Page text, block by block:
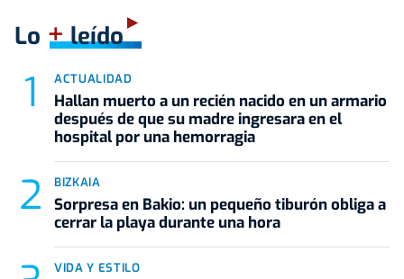
Lo +leído
ACTUALIDAD
Hallan muerto a un recién nacido en un armario
después de que su madre ingresara en el
hospital por una hemorragia
BIZKAIA
Sorpresa en Bakio: un pequeño tiburón obliga a
cerrar la playa durante una hora
VIDA Y ESTILO